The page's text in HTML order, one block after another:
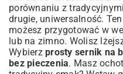
porównaniu z
drugie, uniwersalność.
możesz przygotować w
lub na zimno. Wolisz
Wybierz prosty sernik na
bez pieczenia. Masz